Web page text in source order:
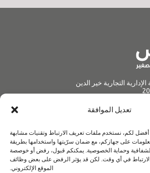
تعديل الموافقة
لكم، نستخدم ملفات تعريف الارتباط وتقنيات مشابهة
على جهازكم، مع ضمان سرّيتها واستخدامها بطريقة
وحماية الخصوصية. يمكنكم قبول، رفض أو خوصصة
في أي وقت. لكن قد يؤثر الرفض على بعض وظائف
الموقع الإلكتروني.